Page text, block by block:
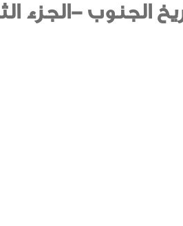
الجنوب -الجزء